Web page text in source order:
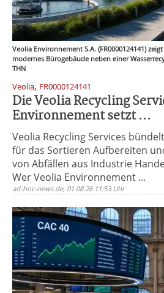
Veolia Environnement S.A. (FR0000124141)
modernes Bürogebäude neben einer
THN
Veolia, FR0000124141
Die Veolia Recycling
Environnement setzt ...
Veolia Recycling Services
für das Sortieren Aufbereiten
von Abfällen aus Industrie
Wer Veolia Environnement ...
ad-hoc-news.de, 01.08.26 11:53 Uhr